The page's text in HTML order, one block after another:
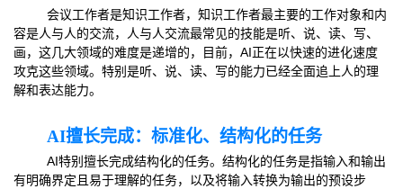
会议工作者是知识工作者，知识工作者最主要的工作对象和内
容是人与人的交流，人与人交流最常见的技能是听、说、读、写、
画，这几大领域的难度是递增的，目前，AI正在以快速的进化速度
攻克这些领域。特别是听、说、读、写的能力已经全面追上人的理
解和表达能力。
AI擅长完成：标准化、结构化的任务
AI特别擅长完成结构化的任务。结构化的任务是指输入和输出
有明确界定且易于理解的任务，以及将输入转换为输出的预设步